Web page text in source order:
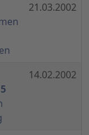
21.03.2002
14.02.2002